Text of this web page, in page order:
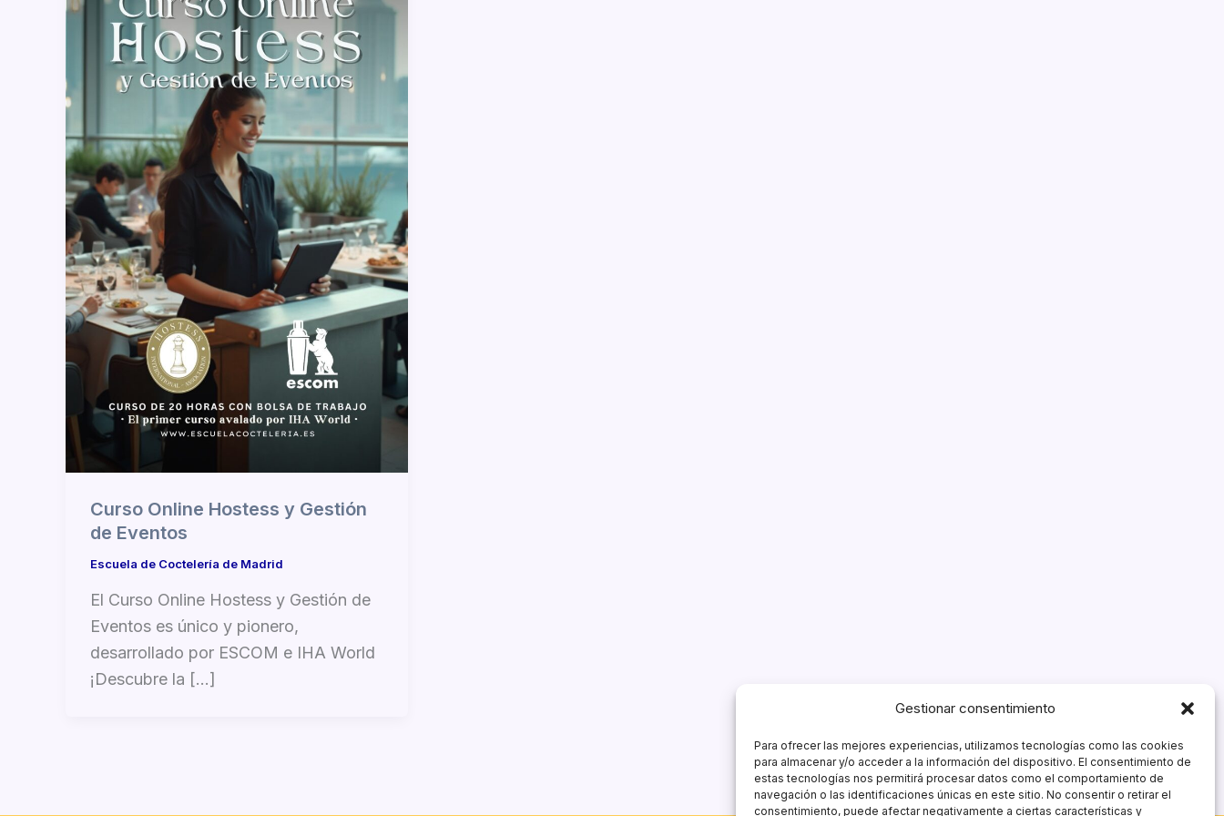
Gestionar consentimiento
Para ofrecer las mejores experiencias, utilizamos tecnologías como las cookies
para almacenar y/o acceder a la información del dispositivo. El consentimiento de
estas tecnologías nos permitirá procesar datos como el comportamiento de
navegación o las identificaciones únicas en este sitio. No consentir o retirar el
consentimiento, puede afectar negativamente a ciertas características y
Curso Online Hostess y Gestión
de Eventos
Escuela de Coctelería de Madrid
El Curso Online Hostess y Gestión de
Eventos es único y pionero,
desarrollado por ESCOM e IHA World
¡Descubre la […]